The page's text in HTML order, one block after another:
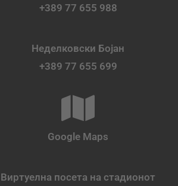
+389 77 655 988
Неделковски Бојан
+389 77 655 699
Google Maps
Виртуелна посета на стадионот